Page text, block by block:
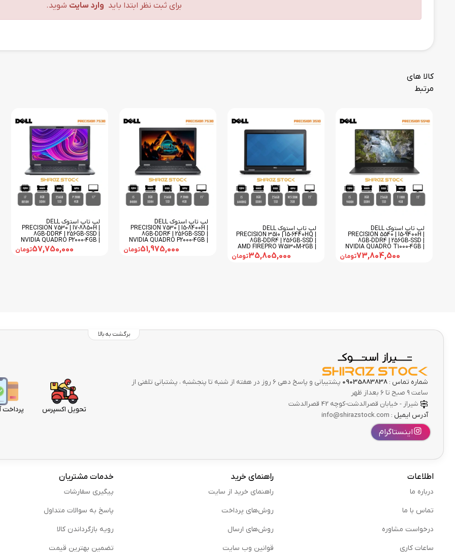
برای ثبت نظر ابتدا باید وارد سایت شوید.
کالا های
مرتبط
لپ تاپ استوک DELL
PRECISION 5540 | I5-9400H |
8GB-DDR4 | 256GB-SSD |
NVIDIA QUADRO T1000-4GB |
73,804,500تومان
لپ تاپ استوک DELL
PRECISION 3510 | I5-6440HQ |
8GB-DDR4 | 256GB-SSD |
AMD FIREPRO W5130M-2GB |
35,805,000تومان
لپ تاپ استوک DELL
PRECISION 7530 | I5-8400H |
8GB-DDR4 | 256GB-SSD |
NVIDIA QUADRO P2000-4GB |
51,975,000تومان
لپ تاپ استوک DELL
PRECISION 7530 | I7-8850H |
8GB-DDR4 | 256GB-SSD |
NVIDIA QUADRO P2000-4GB |
57,750,000تومان
برگشت به بالا
شماره تماس : 09035883838
پشتیبانی و پاسخ دهی 6 روز در هفته از شنبه تا پنجشنبه ، پشتبانی تلفنی از
ساعت ۹ صبح تا ۶ بعداز ظهر
شیراز - خیابان قصرالدشت-کوچه 42 قصرالدشت
آدرس ایمیل :
اینستاگرام
تحویل اکسپرس پرداخت
اطلاعات
درباره ما
تماس با ما
درخواست مشاوره
ساعات کاری
راهنمای خرید
راهنمای خرید از سایت
روش‌های پرداخت
روش‌های ارسال
قوانین وب سایت
خدمات مشتریان
پیگیری سفارشات
پاسخ به سوالات متداول
رویه بازگرداندن کالا
تضمین بهترین قیمت